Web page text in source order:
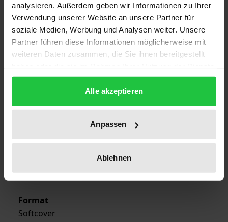
analysieren. Außerdem geben wir Informationen zu Ihrer
Verwendung unserer Website an unsere Partner für
soziale Medien, Werbung und Analysen weiter. Unsere
Partner führen diese Informationen möglicherweise mit
weiteren Daten zusammen, die Sie ihnen bereitgestellt
gesammelt haben.
Alle akzeptieren
Anpassen
Ablehnen
Edition
ISBN
Year of Publication
1988
Nomos
Format
Softcover